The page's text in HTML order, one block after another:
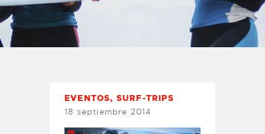
TIENDA FAMILY SURFERS
WEBCAM SALINAS
PEDIDOS
EVENTOS, SURF-TRIPS
18 septiembre 2014